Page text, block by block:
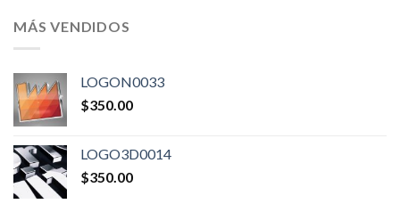
MÁS VENDIDOS
LOGON0033
$350.00
LOGO3D0014
$350.00